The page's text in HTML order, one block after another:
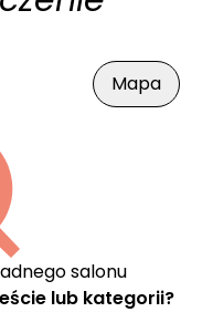
Mapa
salonu
lub kategorii?